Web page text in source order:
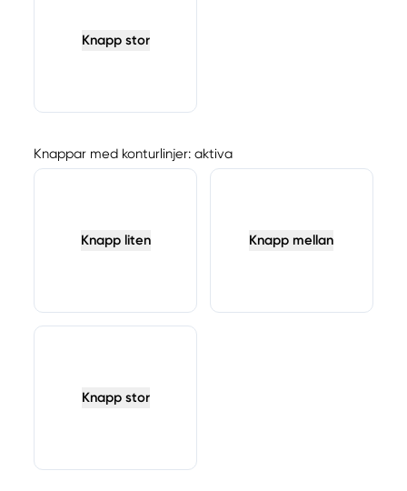
Knapp stor
Knappar med konturlinjer: aktiva
Knapp liten Knapp mellan
Knapp stor